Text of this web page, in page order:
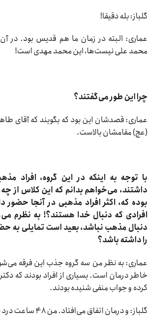
گلباز: بله دقیقا!
عماری: البته در زمان ما هم قدیس بود. در
محمد علی نیست‌ها، این محمد مهدی است!
چرا این طور می‌گفتند؟
عماری: قصدشان این بود که بگویند که آقای
(عج) مقامشان بالاست.
با توجه به اینکه در این گروه، افراد
داشتند، می‌خواهم بدانم که این کلاس از چه
بوده که، اکثر افراد مذهبی در آنجا حضور
افرادی که دنبال خدا هستند؟! به نظرم
دنبال مذهب نباشد، بعید است تمایلی به
را داشته باشد؟
عماری: به نظر من سه گروه جذب این فرقه
خاطر درمان است. بسیاری از افراد بودند که
کرده و جواب منفی شنیده بودند.
گلباز: و درمان اتفاق می‌افتاد. من ۴۸ ساعت درد نداشتم در دستم.